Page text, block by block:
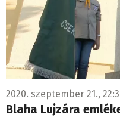
2020. szeptember 21.,
Blaha Lujzára